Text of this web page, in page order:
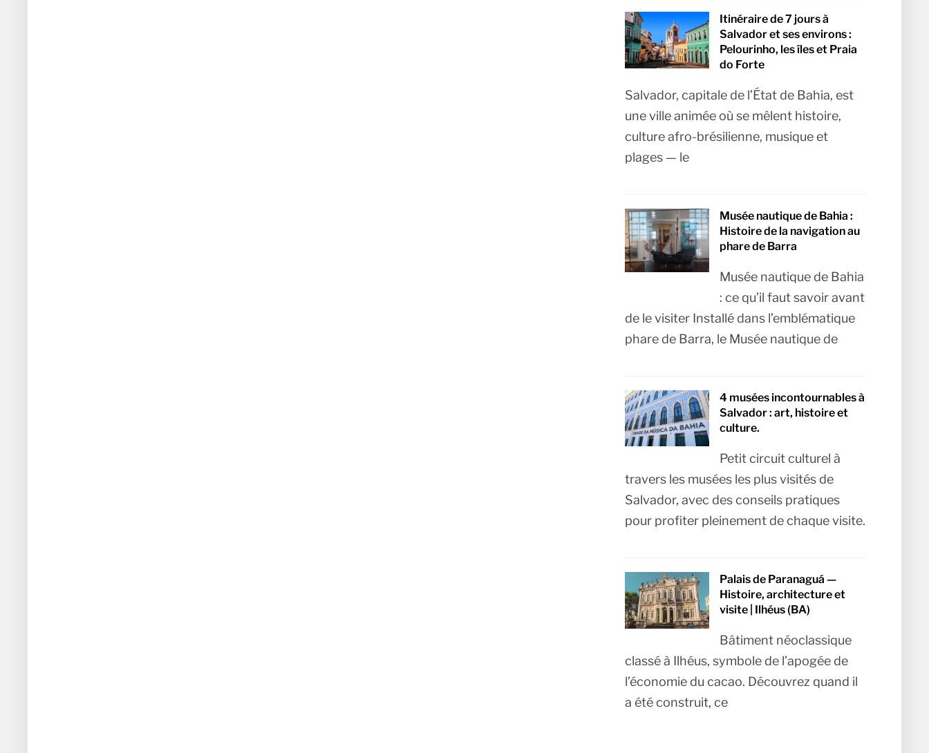
Itinéraire de 7 jours à
Salvador et ses environs :
Pelourinho, les îles et Praia
do Forte
Salvador, capitale de l’État de Bahia, est
une ville animée où se mêlent histoire,
culture afro-brésilienne, musique et
plages — le
Musée nautique de Bahia :
Histoire de la navigation au
phare de Barra
Musée nautique de Bahia
: ce qu’il faut savoir avant
de le visiter Installé dans l’emblématique
phare de Barra, le Musée nautique de
4 musées incontournables à
Salvador : art, histoire et
culture.
Petit circuit culturel à
travers les musées les plus visités de
Salvador, avec des conseils pratiques
pour profiter pleinement de chaque visite.
Palais de Paranaguá —
Histoire, architecture et
visite | Ilhéus (BA)
Bâtiment néoclassique
classé à Ilhéus, symbole de l’apogée de
l’économie du cacao. Découvrez quand il
a été construit, ce